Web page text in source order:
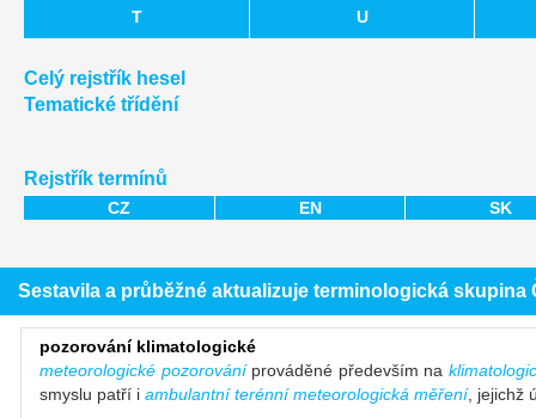
T U
Celý rejstřík hesel
Tematické třídění
Rejstřík termínů
CZ EN SK
Sestavila a průběžné aktualizuje terminologická
pozorování klimatologické
meteorologické pozorováníprováděné především na
smyslu patří i ambulantní terénní meteorologická měření, jejichž